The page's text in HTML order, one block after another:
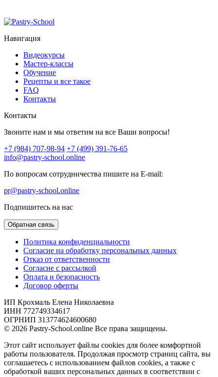
Навигация
Видеокурсы
Мастер-классы
Обучение
Рецепты и все такое
FAQ
Контакты
Контакты
Звоните нам и мы ответим на все Ваши вопросы!
+7 (984) 707-98-94 +7 (499) 391-76-65
info@pastry-school.online
По вопросам сотрудничества пишите на E-mail:
pr@pastry-school.online
Подпишитесь на нас
Обратная связь
Политика конфиденциальности
Согласие на обработку персональных данных
Отказ от ответственности
Согласие с рассылкой
Оплата и безопасность
Договор оферты
ИП Крохмаль Елена Николаевна
ИНН 772749334617
ОГРНИП 313774624600680
© 2026 Pastry-School.online Все права защищены.
Этот сайт использует файлы cookies для более комфортной
работы пользователя. Продолжая просмотр страниц сайта, вы
соглашаетесь с использованием файлов cookies, а также с
обработкой ваших персональных данных в соответствии с